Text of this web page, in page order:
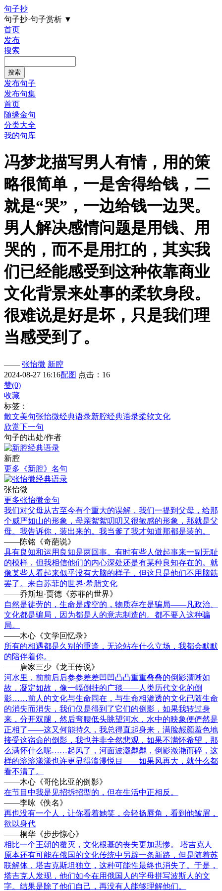
句子抄
句子抄·句子赏析 ▼
首页
发布
搜索
发布句子
发布句集
首页
随缘金句
分类大全
我的句库
冯梦龙描写男人有情，用的策
略很简单，一是舍得给钱，二
就是“哭”，一边给钱一边哭。
男人解决感情问题是用钱、用
哭的，而不是用扛的，其实我
们已经能感受到这种依靠商业
文化背景来处事的柔软身段。
很难说是好是坏，只是我们理
当感受到了。
—— 张怡微 新腔
2024-08-27 16:16配图 点击：16
赞(0)
收藏
标签：
散文美句张怡微经典语录新腔经典语录柔软文化
欣赏下一句
句子的出处/作者
新腔
更多《新腔》名句
张怡微
更多张怡微金句
我们对父母从古至今有个重大的误解，我们一提到父母，给那
个威严如山的形象，母亲絮絮叨叨又很敏感的形象，那就是父
母。我告诉你，装出来的。我当爹了我才知道那都是装的。
——陈铭《奇葩说》
具有良知和运用良知是两回事。有时有些人做起事来一副无耻
的模样，但我相信他们的内心深处还是有某种良知存在的。就
像某些人看起来似乎没有大脑的样子，但这只是他们不用脑筋
罢了。来自苏菲的世界·希腊文化
——乔斯坦·贾德《苏菲的世界》
自然是徒劳的，生命是虚空的，物质存在是骗局——凡政治、
文化都是骗局，因为都是人的意志制造的。都不要入这种骗
局。
——木心《文学回忆录》
所有的相遇都是久别的重逢，无论站在什么立场，我都会默默
的陪伴着你。
——唐家三少《龙王传说》
河水里，前前后后参参差差凹凹凸凸重重叠叠的倒影清晰如
故，凝定如故，像一幅倒挂的广毯——人类历代文化的倒
影……前人的文化与生命同在，与生命相渗透的文化已随生命
的消失而消失，我们仅是得到了它们的倒影，如果我转过身
来，分开双腿，然后弯腰低头眺望河水，水中的映象便俨然是
正相了——这又何能持久，我总得直起身来，满脸赧颜羞色地
接受这宿命的倒影，我也并非全然悲观，如果不满怀希望，那
么满怀什么呢……起风了，河面波瀫粼粼，倒影潋滟而碎，这
样的溶溶漾漾也许更显得澶漫悦目——如果风再大，就什么都
看不清了。
——木心《哥伦比亚的倒影》
在节目中我是见招拆招型的，但在生活中正相反。
——李咏《佚名》
再也没有一个人，让你看着她笑，会轻扬唇角，看到他皱眉，
欲以身代
——桐华《步步惊心》
相比一个王朝的覆灭，文化根基的丧失更加悲惨。 塔吉克人
原本还有可能在俄国的文化传统中另辟一条新路，但是随着苏
联解体，塔吉克斯坦独立，这种可能性最终也消失了。于是，
塔吉克人发现，他们如今在用俄国人的字母拼写波斯人的文
字。结果是除了他们自己，再没有人能够理解他们。